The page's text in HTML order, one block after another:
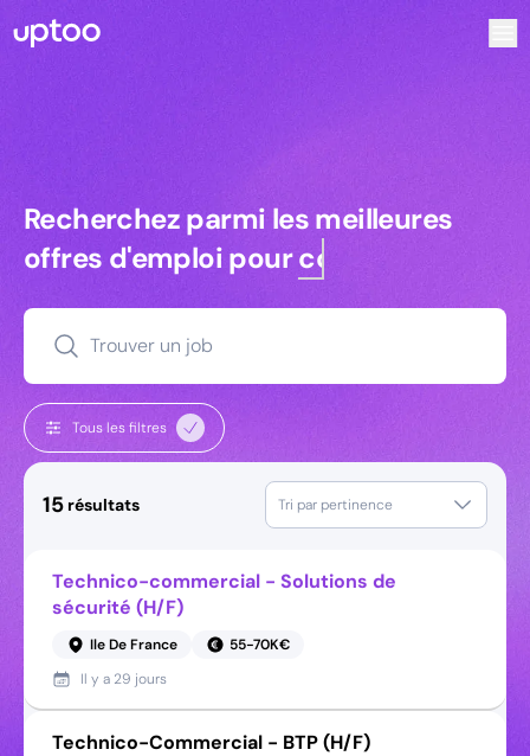
Recherchez parmi les meilleures
Recherchez parmi les meilleures
offres d'emploi pourcommerciaux
Trouver un job
Tous les filtres
15 résultats Tri par pertinence
Technico-commercial - Solutions de
sécurité (H/F)
Ile De France
55-70K€
Il y a 29 jours
Technico-Commercial - BTP (H/F)